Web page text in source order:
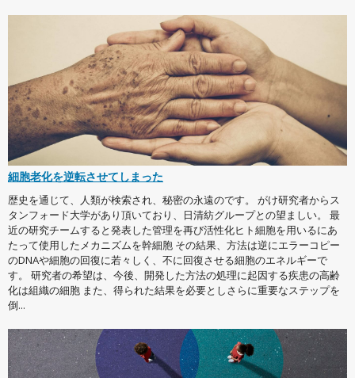
細胞老化を逆転させてしまった
歴史を通じて、人類が検索され、秘密の永遠のです。 がけ研究者からス
タンフォード大学があり頂いており、日清紡グループとの望ましい。 最
近の研究チームすると発表した管理を再び活性化ヒト細胞を用いるにあ
たって使用したメカニズムを幹細胞 その結果、方法は逆にエラーコピー
のDNAや細胞の回復に若々しく、不に回復させる細胞のエネルギーで
す。 研究者の希望は、今後、開発した方法の処理に起因する疾患の高齢
化は組織の細胞 また、得られた結果を必要としさらに重要なステップを
倒...